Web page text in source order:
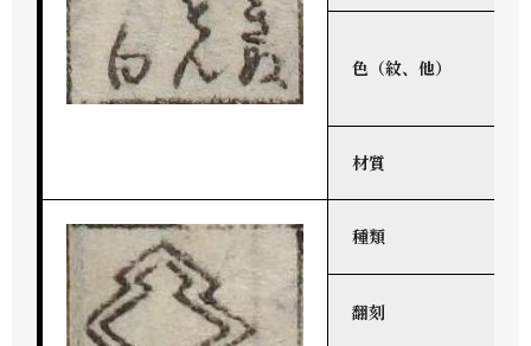
色（紋、他）
材質
種類
翻刻